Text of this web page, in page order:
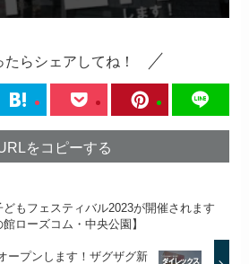
たらシェアしてね！
をコピーする
もフェスティバル2023が開催されます
館ローズコム・中央公園】
ープンします！ザグザグ新